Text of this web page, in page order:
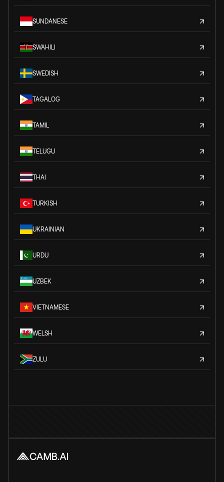
SUNDANESE
SWAHILI
SWEDISH
TAGALOG
TAMIL
TELUGU
THAI
TURKISH
UKRAINIAN
URDU
UZBEK
VIETNAMESE
WELSH
ZULU